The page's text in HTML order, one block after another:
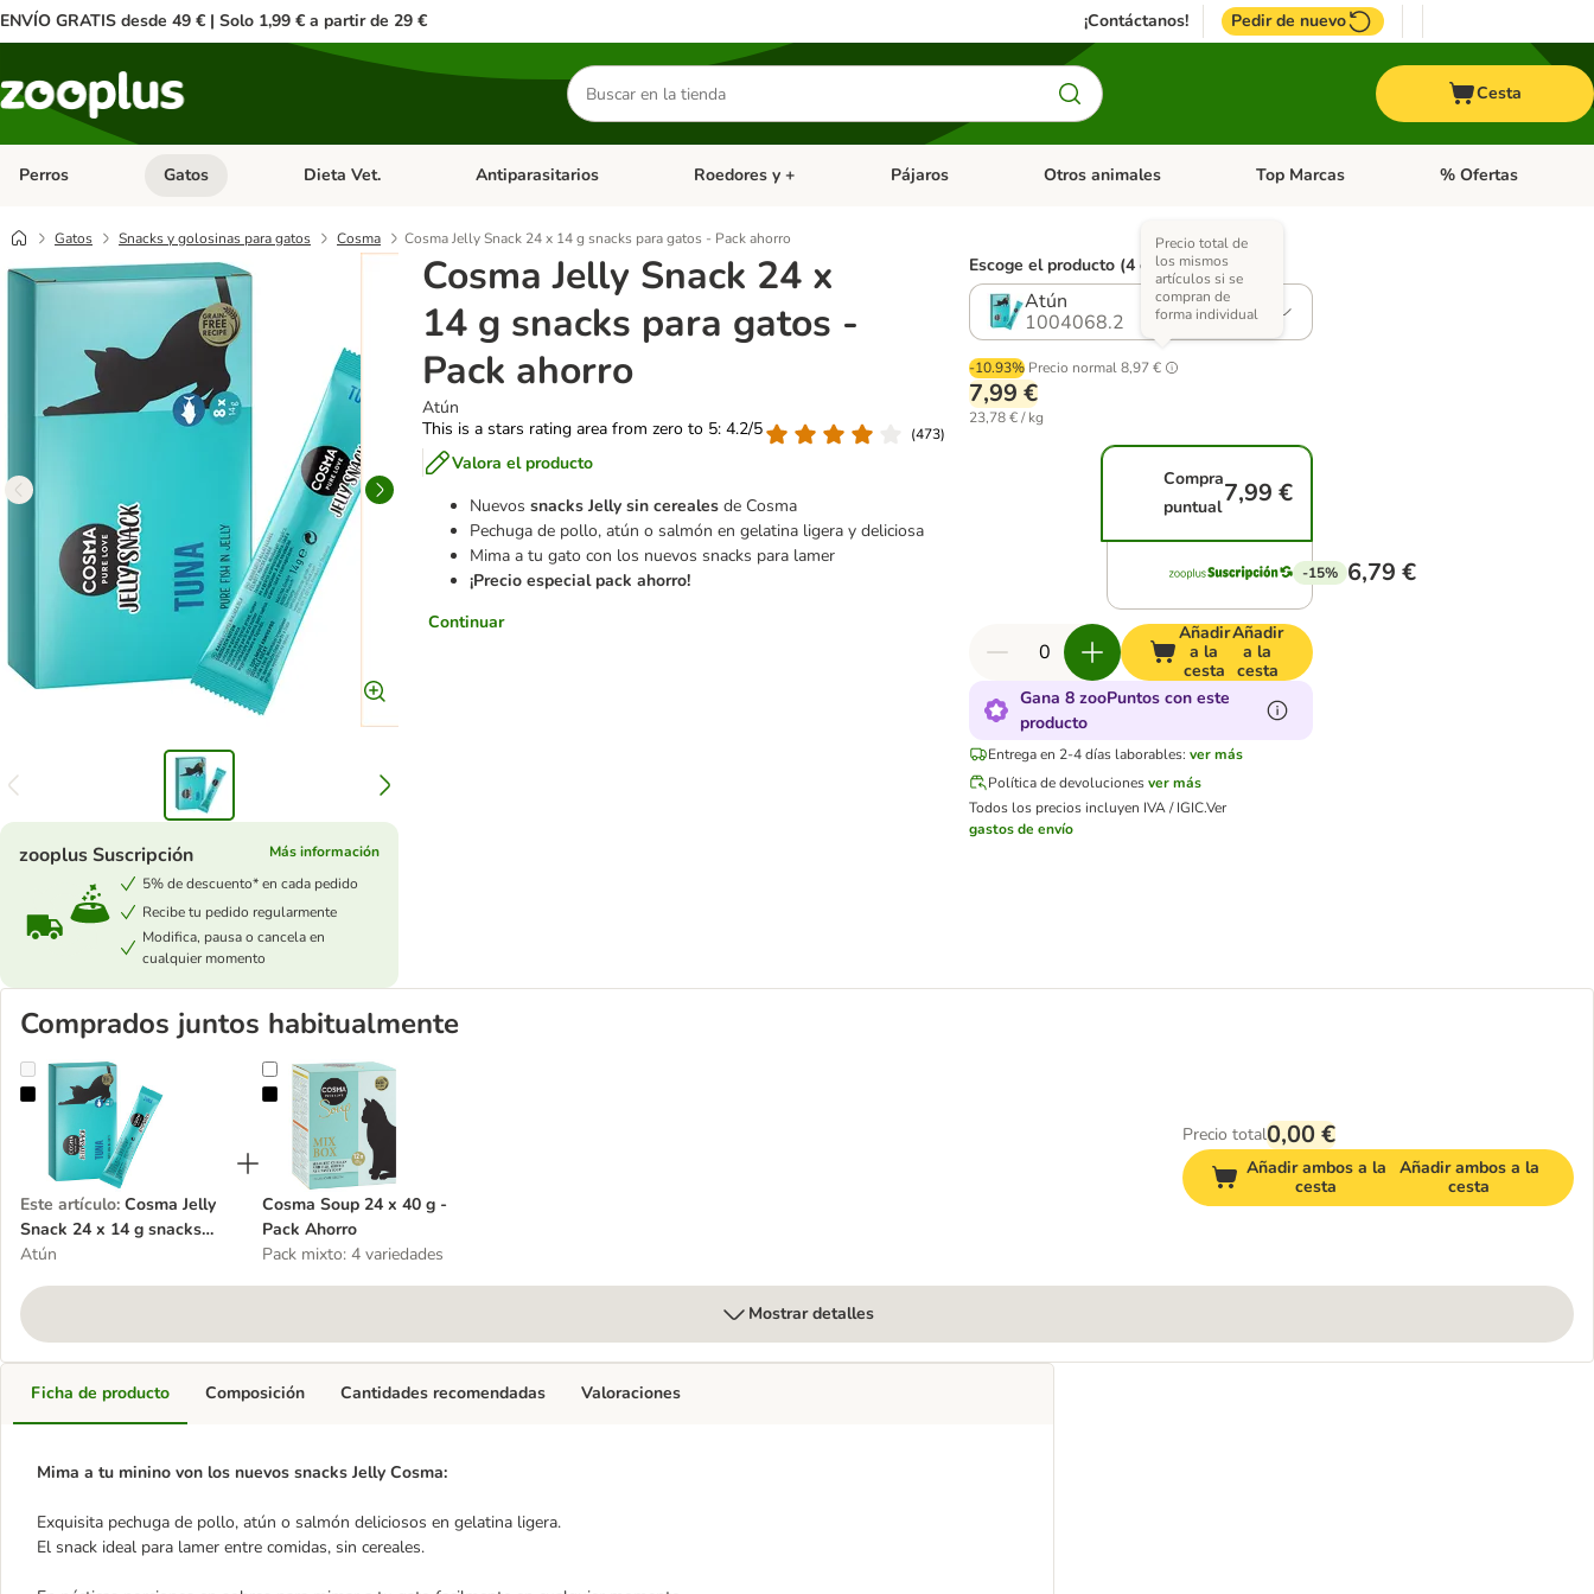
ENVÍO GRATIS desde 49 € | Solo 1,99 € a partir de 29 € ¡Contáctanos! Pedir de nuevo
Buscar
productos
Cesta
Perros Menú de categoria abierto: Perros
Gatos Menú de categoria abierto: Gatos
Dieta Vet. Menú de categoria abierto: Dieta Vet.
Antiparasitarios Menú de categoria abierto: Antiparasitarios
Roedores y + Menú de categoria abierto: Roedores y +
Pájaros Menú de categoria abierto: Pájaros
Otros animales Menú de categoria abierto: Otros animales
Top Marcas Menú de categoria
% Ofertas
Gatos Snacks y golosinas para gatos Cosma Cosma Jelly Snack 24 x 14 g snacks para gatos - Pack ahorro
Cosma Jelly Snack 24 x
14 g snacks para gatos -
Pack ahorro
Atún
This is a stars rating area from zero to 5: 4.2/5
(473)
Valora el producto
Nuevos snacks Jelly sin cerealesde Cosma
Pechuga de pollo, atún o salmón en gelatina ligera y deliciosa
Mima a tu gato con los nuevos snacks para lamer
¡Precio especial pack ahorro!
Continuar
zooplus Suscripción
Más información
5% de descuento* en cada pedido
Recibe tu pedido regularmente
Modifica, pausa o cancela en
cualquier momento
Escoge el producto (4 opciones)
Atún
1004068.2
-10.93% Precio normal 8,97 €
Precio total de
los mismos
artículos si se
compran de
forma individual
7,99 €
23,78 € / kg
Compra
puntual7,99 €
-15% 6,79 €
Añadir
a la
cesta
Añadir
a la
cesta
Gana 8 zooPuntos con este
producto
Entrega en 2-4 días laborables: ver más
Política de devoluciones ver más
Todos los precios incluyen IVA / IGIC.Ver
gastos de envío
Comprados juntos habitualmente
Cosma Jelly Snack 24 x 14 g snacks para gatos - Pack ahorro
Este artículo: Cosma Jelly
Snack 24 x 14 g snacks
para gatos - Pack ahorro
Atún
Cosma Soup 24 x 40 g - Pack Ahorro
Cosma Soup 24 x 40 g -
Pack Ahorro
Pack mixto: 4 variedades
Precio total0,00 €
Añadir ambos a la
cesta
Añadir ambos a la
cesta
Mostrar detalles
Ficha de producto
Mima a tu minino von los nuevos snacks Jelly Cosma:
Exquisita pechuga de pollo, atún o salmón deliciosos en gelatina ligera.
El snack ideal para lamer entre comidas, sin cereales.
Composición Cantidades recomendadas Valoraciones